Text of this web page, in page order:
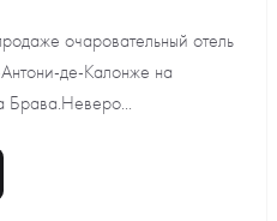
очаровательный отель
де-Калонже на
Брава.Неверо...